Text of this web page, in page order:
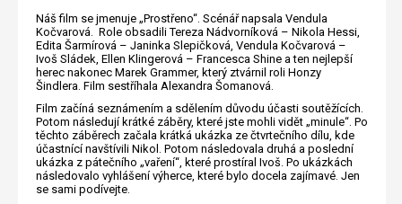
Náš film se jmenuje „Prostřeno“. Scénář napsala Vendula
Kočvarová. Role obsadili Tereza Nádvorníková – Nikola Hessi,
Edita Šarmírová – Janinka Slepičková, Vendula Kočvarová –
Ivoš Sládek, Ellen Klingerová – Francesca Shine a ten nejlepší
herec nakonec Marek Grammer, který ztvárnil roli Honzy
Šindlera. Film sestříhala Alexandra Šomanová.
Film začíná seznámením a sdělením důvodu účasti soutěžících.
Potom následují krátké záběry, které jste mohli vidět „minule“. Po
těchto záběrech začala krátká ukázka ze čtvrtečního dílu, kde
účastnící navštívili Nikol. Potom následovala druhá a poslední
ukázka z pátečního „vaření“, které prostíral Ivoš. Po ukázkách
následovalo vyhlášení výherce, které bylo docela zajímavé. Jen
se sami podívejte.